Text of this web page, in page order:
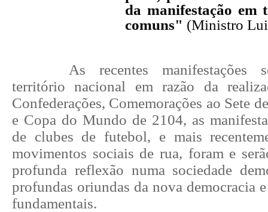
da manifestação em
comuns" (Ministro
As recentes manifestações
território nacional em razão da
Confederações, Comemorações ao Sete
e Copa do Mundo de 2104, as
de clubes de futebol, e mais
movimentos sociais de rua, foram e
profunda reflexão numa sociedade
profundas oriundas da nova democracia
fundamentais.